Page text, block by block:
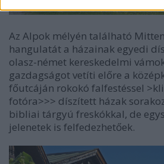
Az Alpok mélyén található
hangulatát a házainak egyedi
olasz-német kereskedelmi
gazdagságot vetíti előre a
főutcáján rokokó falfestéssel
fotóra>>> díszített házak
bibliai tárgyú freskókkal, de
jelenetek is felfedezhetőek.